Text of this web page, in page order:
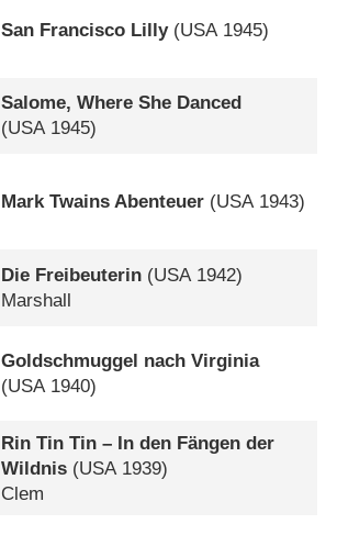
San Francisco Lilly(USA 1945)
Salome, Where She Danced
(USA1945)
Mark Twains Abenteuer (USA1943)
Die Freibeuterin (USA 1942)
Marshall
Goldschmuggel nach Virginia
(USA1940)
Rin Tin Tin – In den Fängen der
Wildnis (USA1939)
Clem